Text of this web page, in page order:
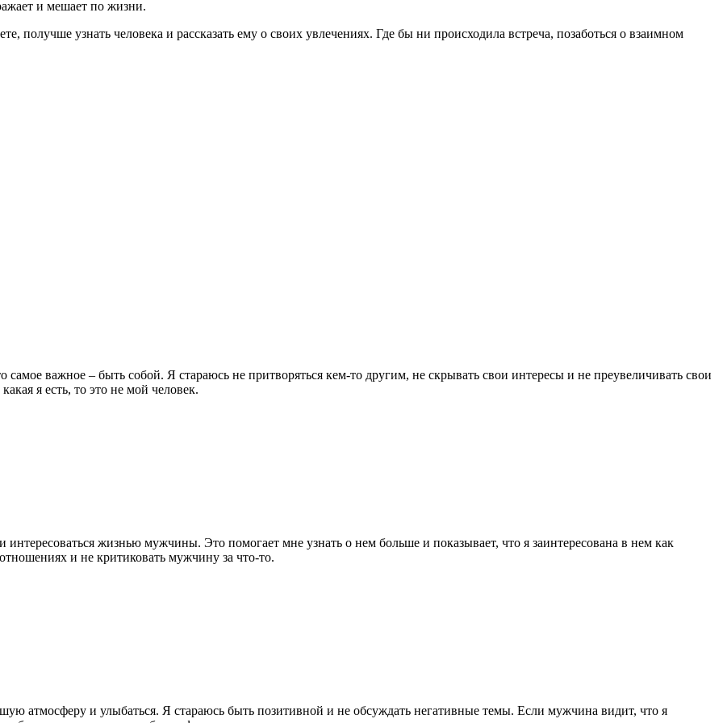
и мешает по жизни.
получше узнать человека и рассказать ему о своих увлечениях. Где бы ни происходила встреча, позаботься о взаимном
важное – быть собой. Я стараюсь не притворяться кем-то другим, не скрывать свои интересы и не преувеличивать свои
я есть, то это не мой человек.
интересоваться жизнью мужчины. Это помогает мне узнать о нем больше и показывает, что я заинтересована в нем как
и не критиковать мужчину за что-то.
атмосферу и улыбаться. Я стараюсь быть позитивной и не обсуждать негативные темы. Если мужчина видит, что я